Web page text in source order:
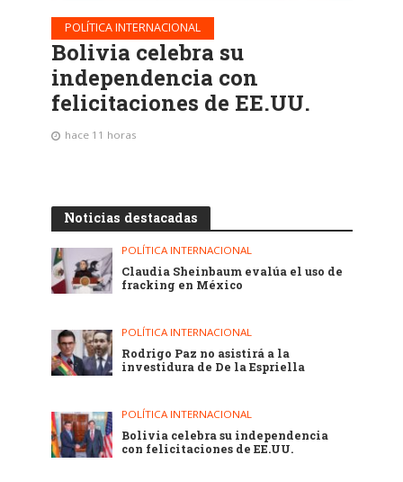
POLÍTICA INTERNACIONAL
Bolivia celebra su
independencia con
felicitaciones de EE.UU.
hace 11 horas
Noticias destacadas
POLÍTICA INTERNACIONAL
Claudia Sheinbaum evalúa el uso de
fracking en México
POLÍTICA INTERNACIONAL
Rodrigo Paz no asistirá a la
investidura de De la Espriella
POLÍTICA INTERNACIONAL
Bolivia celebra su independencia
con felicitaciones de EE.UU.